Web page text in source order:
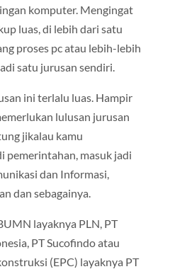
komputer. Mengingat
luas, di lebih dari satu
proses pc atau lebih-lebih
satu jurusan sendiri.
ini terlalu luas. Hampir
lulusan jurusan
jikalau kamu
pemerintahan, masuk jadi
dan Informasi,
dan sebagainya.
layaknya PLN, PT
PT Sucofindo atau
(EPC) layaknya PT